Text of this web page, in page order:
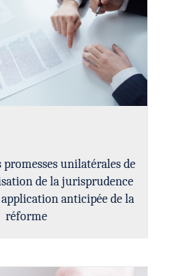
unilatérales de
de la jurisprudence
anticipée de la
réforme